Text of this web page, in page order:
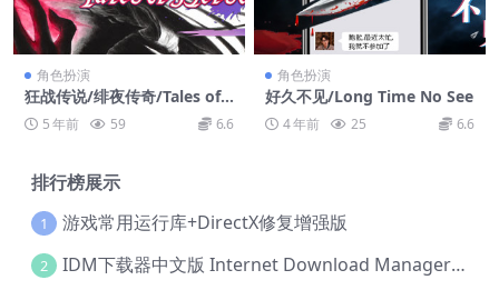
角色扮演
狂战传说/绯夜传奇/Tales of
Berseria
5 年前 59 6.6
角色扮演
好久不见/Long Time No See
4 年前 25 6.6
排行榜展示
1 游戏常用运行库+DirectX修复增强版
2 IDM下载器中文版 Internet Download Manager v6.42.36 IDM